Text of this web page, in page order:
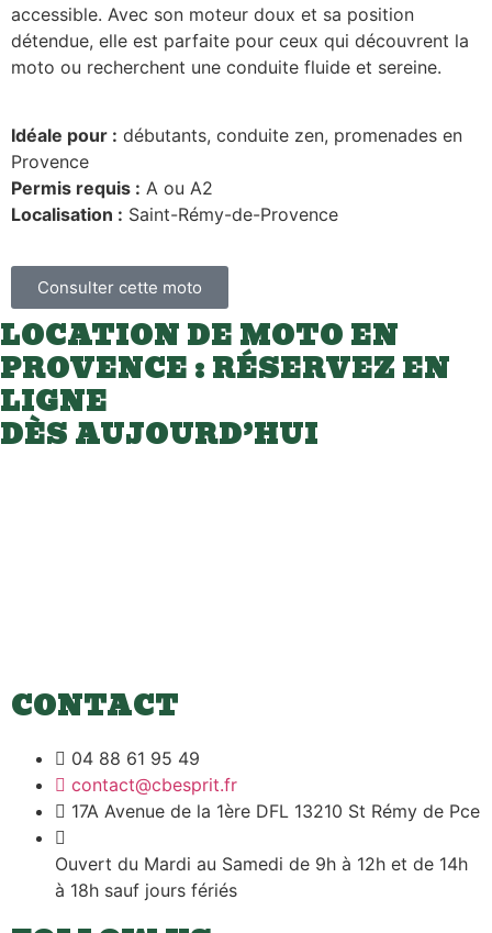
accessible. Avec son moteur doux et sa position
détendue, elle est parfaite pour ceux qui découvrent la
moto ou recherchent une conduite fluide et sereine.
Idéale pour : débutants, conduite zen, promenades en
Provence
Permis requis : A ou A2
Localisation : Saint-Rémy-de-Provence
Consulter cette moto
LOCATION DE MOTO EN
PROVENCE : RÉSERVEZ EN
LIGNE
DÈS AUJOURD’HUI​
CONTACT
04 88 61 95 49
contact@cbesprit.fr
17A Avenue de la 1ère DFL 13210 St Rémy de Pce
Ouvert du Mardi au Samedi de 9h à 12h et de 14h
à 18h sauf jours fériés